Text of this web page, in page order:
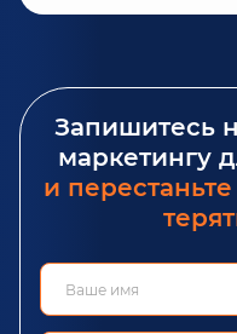
Запишитесь
маркетингу
и